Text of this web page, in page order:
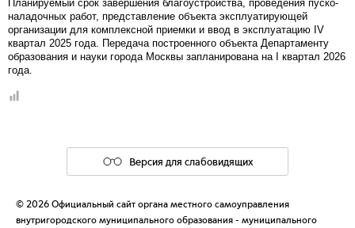
Планируемый срок завершения благоустройства, проведения пуско-
наладочных работ, представление объекта эксплуатирующей
организации для комплексной приемки и ввод в эксплуатацию IV
квартал 2025 года. Передача построенного объекта Департаменту
образования и науки города Москвы запланирована на I квартал 2026
года.
Версия для слабовидящих
© 2026 Официальный сайт органа местного самоуправления
внутригородского муниципального образования - муниципального